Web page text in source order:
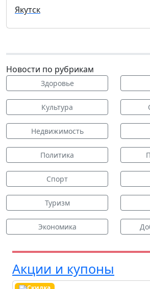
Якутск
Новости по рубрикам
Здоровье
Культура
Недвижимость
Политика
Спорт
Туризм
Экономика
Акции и купоны